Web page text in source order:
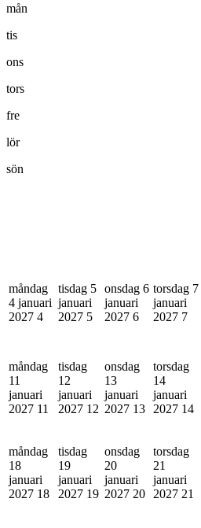
mån
tis
ons
tors
fre
lör
sön
måndag
4 januari
2027 4
tisdag 5
januari
2027 5
onsdag 6
januari
2027 6
torsdag 7
januari
2027 7
måndag
11
januari
2027 11
tisdag
12
januari
2027 12
onsdag
13
januari
2027 13
torsdag
14
januari
2027 14
måndag
18
januari
2027 18
tisdag
19
januari
2027 19
onsdag
20
januari
2027 20
torsdag
21
januari
2027 21